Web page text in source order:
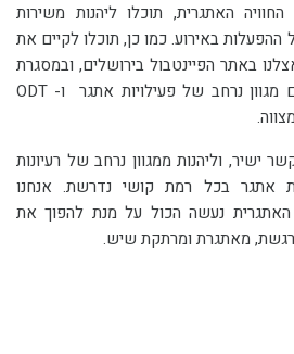
אצלנו בפיינטבול זיקית - החוויה האתגרית, תוכלו ליהנות משירות
מקצועי וליווי אישי לאורך כל ההפעלות באירוע. כמו כן, תוכלו לקיים את
הפעילות האתגרית שלכם אצלנו באתר הפיינטבול בירושלים, ובמסגרת
האירוח במקום תוכלו לקיים מגוון נרחב של פעילויות אתגר ו- ODT
אתם מוזמנים ליצור עימנו קשר ישיר, וליהנות ממגוון נרחב של רעיונות
ואפשרויות לקיום פעילויות אתגר בכל רמת קושי נדרשת. אנחנו
בפיינטבול זיקית - החוויה האתגרית נעשה הכול על מנת להפוך את
מאתגרת ומרתקת שיש.